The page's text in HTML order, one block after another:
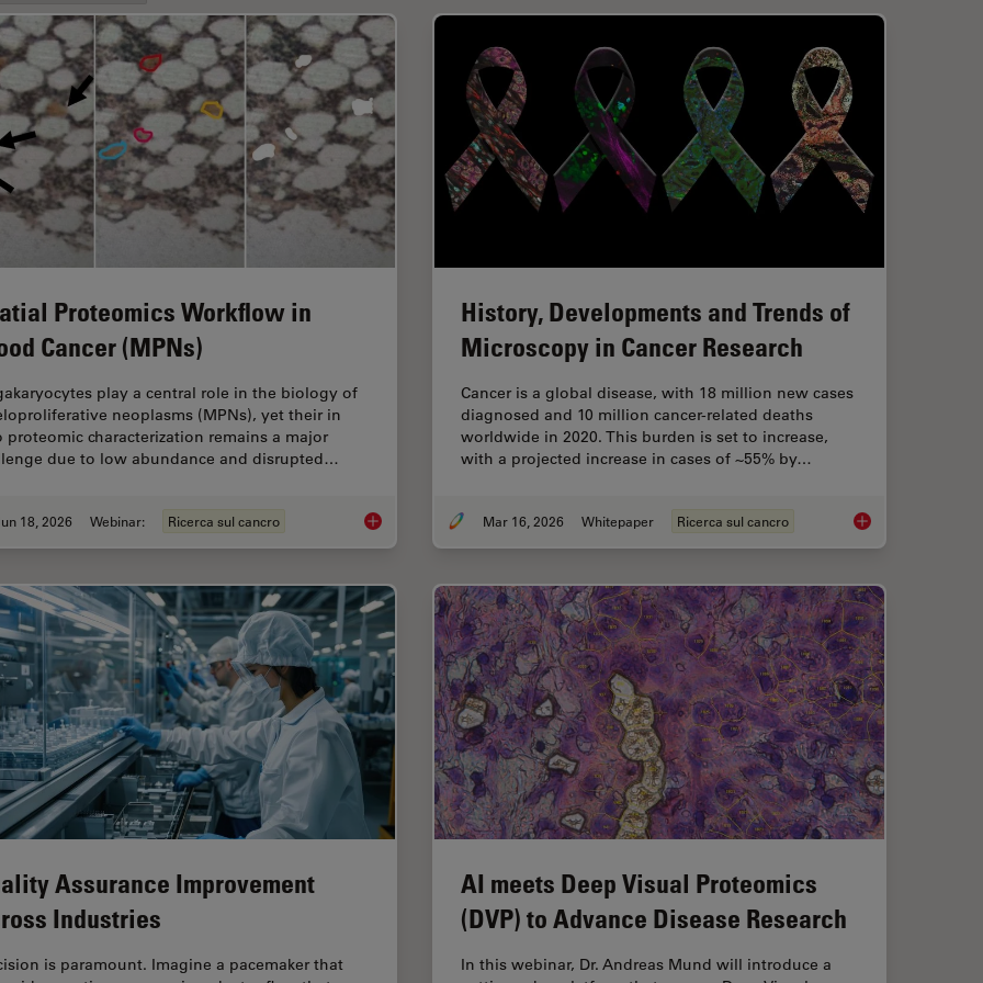
Proteomics Workflow in
Cancer (MPNs)
play a central role in the biology of
neoplasms (MPNs), yet their in
proteomic characterization remains a major
due to low abundance and disrupted…
18, 2026 Webinar: Ricerca sul cancro Spatial Proteomics Workflow in Blood Cancer (MPNs)
History, Developments and Trends of
Microscopy in Cancer Research
Cancer is a global disease, with 18 million new cases
diagnosed and 10 million cancer-related deaths
worldwide in 2020. This burden is set to increase,
with a projected increase in cases of ~55% by…
Mar 16, 2026 Whitepaper Ricerca sul cancro History,
Assurance Improvement
Industries
is paramount. Imagine a pacemaker that
AI meets Deep Visual Proteomics
(DVP) to Advance Disease Research
In this webinar, Dr. Andreas Mund will introduce a